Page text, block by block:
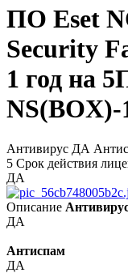
ПО Eset
Security
1 год на
NS(BOX)-
Антивирус ДА
5 Срок действия
ДА
Описание
ДА
Антиспам
ДА